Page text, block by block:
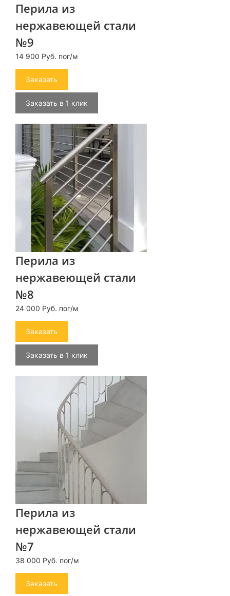
Перила из
нержавеющей стали
№9
14 900 Руб. пог/м
Заказать
Заказать в 1 клик
Перила из
нержавеющей стали
№8
24 000 Руб. пог/м
Заказать
Заказать в 1 клик
Перила из
нержавеющей стали
№7
38 000 Руб. пог/м
Заказать